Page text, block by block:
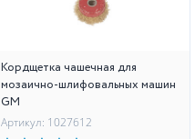
Кордщетка чашечная для
мозаично-шлифовальных машин
GM
Артикул: 1027612